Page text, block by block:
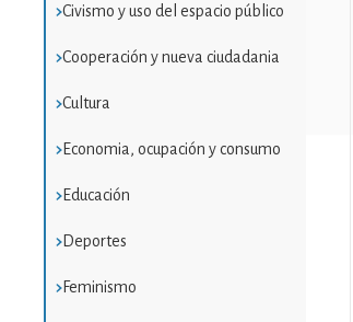
Civismo y uso del espacio público
Cooperación y nueva ciudadania
Cultura
Economia, ocupación y consumo
Educación
Deportes
Feminismo